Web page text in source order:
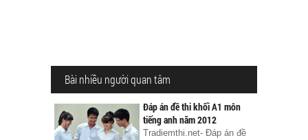
Bài nhiều người quan tâm
Đáp án đề thi khối A1 môn
tiếng anh năm 2012
Tradiemthi.net- Đáp án đề